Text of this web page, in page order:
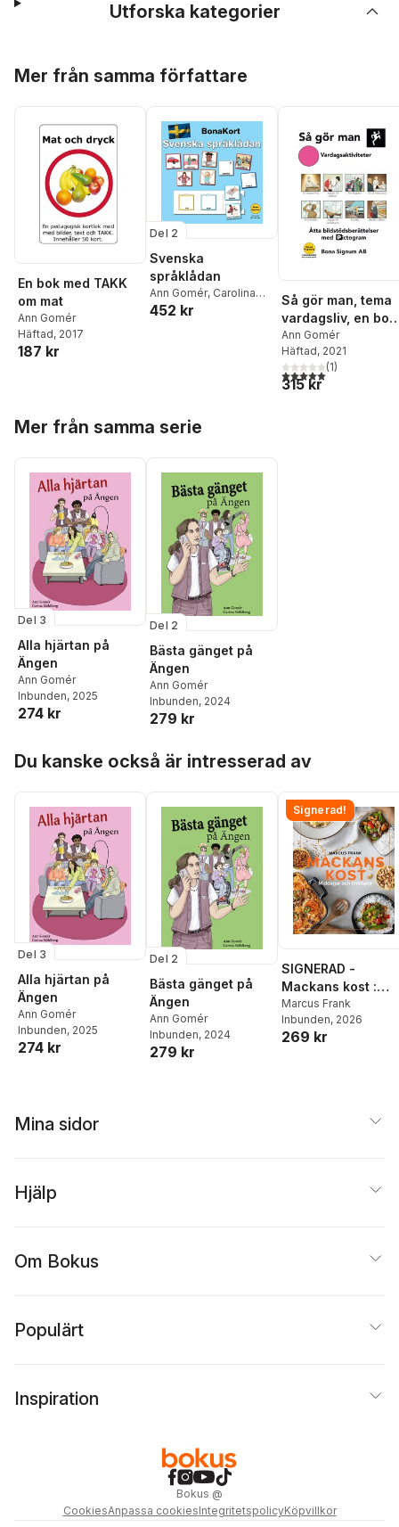
Utforska kategorier
Mer från samma författare
En bok med TAKK
om mat
Ann Gomér
Häftad, 2017
187 kr
Del 2
Svenska
språklådan
Ann Gomér, Carolina
Ståhlberg
452 kr
Så gör man, tema
vardagsliv, en bok
med pictogram
Ann Gomér
Häftad, 2021
5,0utav 5 stjärnor.
(1)
315 kr
Mer från samma serie
Del 3
Alla hjärtan på
Ängen
Ann Gomér
Inbunden, 2025
274 kr
Del 2
Bästa gänget på
Ängen
Ann Gomér
Inbunden, 2024
279 kr
Du kanske också är intresserad av
Del 3
Alla hjärtan på
Ängen
Ann Gomér
Inbunden, 2025
274 kr
Del 2
Bästa gänget på
Ängen
Ann Gomér
Inbunden, 2024
279 kr
Signerad!
SIGNERAD -
Mackans kost :
Middagar och
matlådor
Marcus Frank
Inbunden, 2026
269 kr
Mina sidor
Hjälp
Om Bokus
Populärt
Inspiration
Bokus @
CookiesAnpassa cookiesIntegritetspolicyKöpvillkor